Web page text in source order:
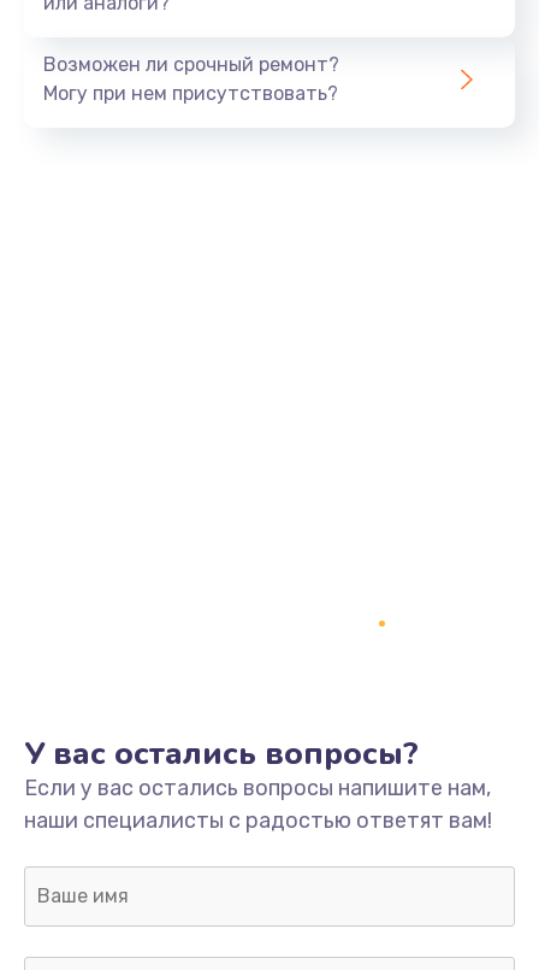
550 руб.
Не включается
1400 руб.
Заказать
800 руб.
Возможен ли срочный ремонт?
Могу при нем присутствовать?
У вас остались вопросы?
Если у вас остались вопросы напишите нам,
наши специалисты с радостью ответят вам!